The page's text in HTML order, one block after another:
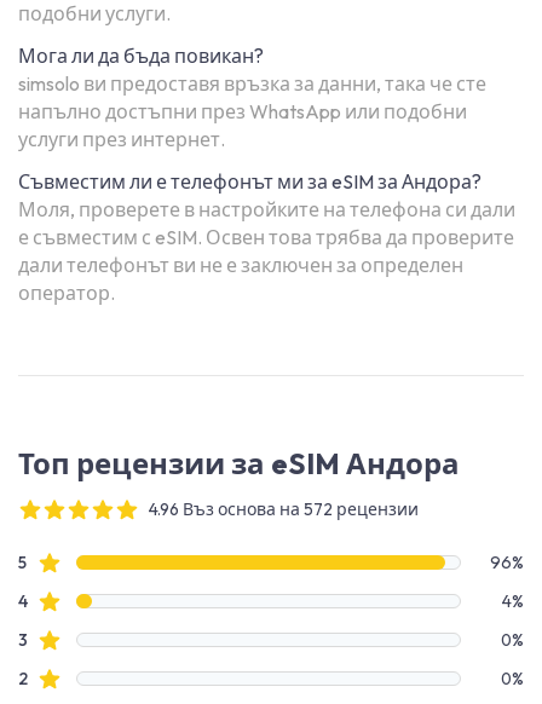
подобни услуги.
Мога ли да бъда повикан?
simsolo ви предоставя връзка за данни, така че сте
напълно достъпни през WhatsApp или подобни
услуги през интернет.
Съвместим ли е телефонът ми за eSIM за Андора?
Моля, проверете в настройките на телефона си дали
е съвместим с eSIM. Освен това трябва да проверите
дали телефонът ви не е заключен за определен
оператор.
Топ рецензии за eSIM Андора
4.96 Въз основа на 572 рецензии
Данни за рецензии
5Звездни рецензии
96%
4Звездни рецензии
4%
3 Звездни рецензии
0%
2Звездни рецензии
0%